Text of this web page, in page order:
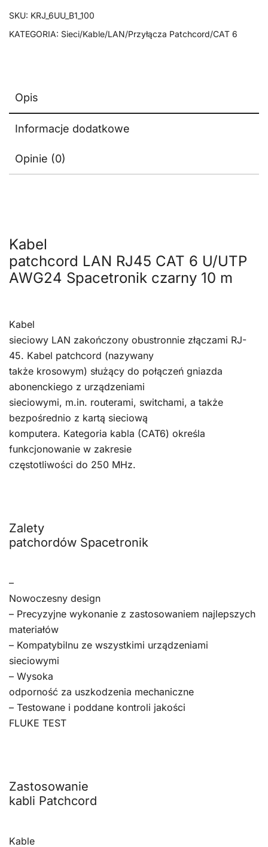
SKU: KRJ_6UU_B1_100
KATEGORIA: Sieci/Kable/LAN/Przyłącza Patchcord/CAT 6
Opis
Informacje dodatkowe
Opinie (0)
Kabel
patchcord LAN RJ45 CAT 6 U/UTP
AWG24 Spacetronik czarny 10 m
Kabel
sieciowy LAN zakończony obustronnie złączami RJ-
45. Kabel patchcord (nazywany
także krosowym) służący do połączeń gniazda
abonenckiego z urządzeniami
sieciowymi, m.in. routerami, switchami, a także
bezpośrednio z kartą sieciową
komputera. Kategoria kabla (CAT6) określa
funkcjonowanie w zakresie
częstotliwości do 250 MHz.
Zalety
patchordów Spacetronik
–
Nowoczesny design
– Precyzyjne wykonanie z zastosowaniem najlepszych
materiałów
– Kompatybilnu ze wszystkimi urządzeniami
sieciowymi
– Wysoka
odporność za uszkodzenia mechaniczne
– Testowane i poddane kontroli jakości
FLUKE TEST
Zastosowanie
kabli Patchcord
Kable